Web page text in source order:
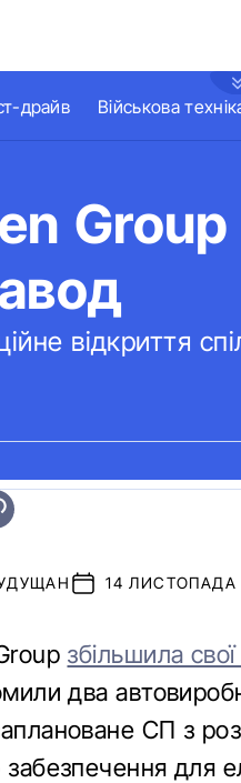
драйв Військова
Group
відкриття
14 ЛИСТОПАДА
збільшила свої
два
СП з
для